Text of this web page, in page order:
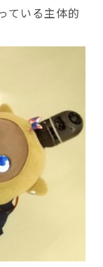
ている主体的